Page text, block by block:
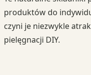
produktów do
czyni je niezwykle
pielęgnacji DIY.